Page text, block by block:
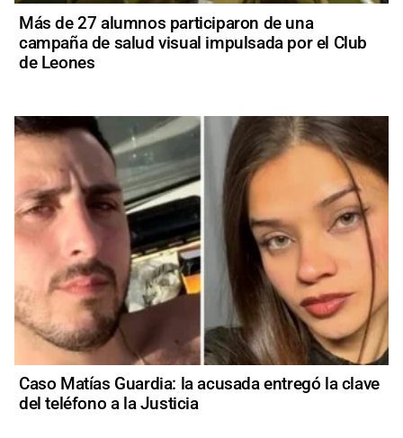
Más de 27 alumnos participaron de una
campaña de salud visual impulsada por el Club
de Leones
Caso Matías Guardia: la acusada entregó la clave
del teléfono a la Justicia